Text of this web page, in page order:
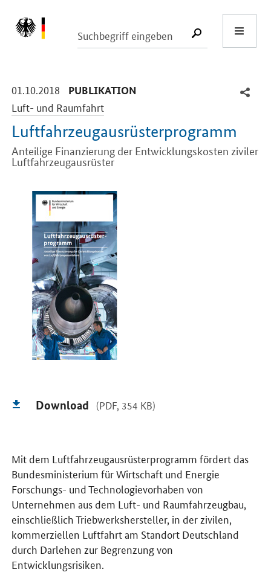
SUCHE
01.10.2018 -
PUBLIKATION
Luft- und Raumfahrt
Luftfahrzeugausrüsterprogramm
Anteilige Finanzierung der Entwicklungskosten ziviler
Luftfahrzeugausrüster
Einleitung
Download (PDF, 354 KB)
Mit dem Luftfahrzeugausrüsterprogramm fördert das
Bundesministerium für Wirtschaft und Energie
Forschungs- und Technologievorhaben von
Unternehmen aus dem Luft- und Raumfahrzeugbau,
einschließlich Triebwerkshersteller, in der zivilen,
kommerziellen Luftfahrt am Standort Deutschland
durch Darlehen zur Begrenzung von
Entwicklungsrisiken.